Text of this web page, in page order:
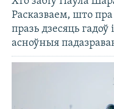
Расказваем, што
празь дзесяць гадоў
асноўныя